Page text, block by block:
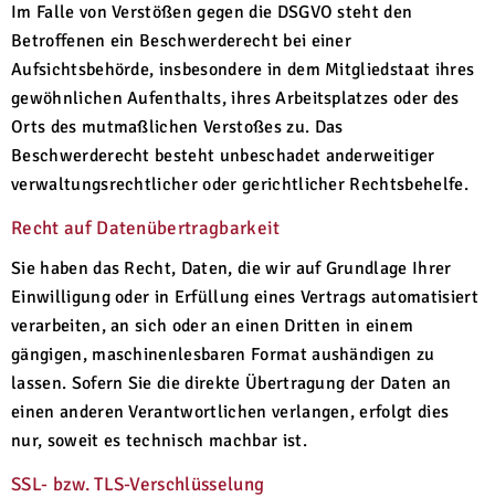
Im Falle von Verstößen gegen die DSGVO steht den
Betroffenen ein Beschwerderecht bei einer
Aufsichtsbehörde, insbesondere in dem Mitgliedstaat ihres
gewöhnlichen Aufenthalts, ihres Arbeitsplatzes oder des
Orts des mutmaßlichen Verstoßes zu. Das
Beschwerderecht besteht unbeschadet anderweitiger
verwaltungsrechtlicher oder gerichtlicher Rechtsbehelfe.
Recht auf Daten­übertrag­barkeit
Sie haben das Recht, Daten, die wir auf Grundlage Ihrer
Einwilligung oder in Erfüllung eines Vertrags automatisiert
verarbeiten, an sich oder an einen Dritten in einem
gängigen, maschinenlesbaren Format aushändigen zu
lassen. Sofern Sie die direkte Übertragung der Daten an
einen anderen Verantwortlichen verlangen, erfolgt dies
nur, soweit es technisch machbar ist.
SSL- bzw. TLS-Verschlüsselung